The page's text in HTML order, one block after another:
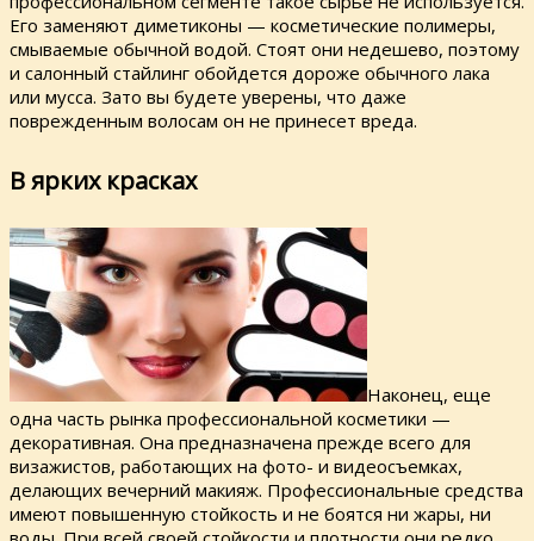
Его заменяют диметиконы — косметические полимеры,
смываемые обычной водой. Стоят они недешево, поэтому
и салонный стайлинг обойдется дороже обычного лака
или мусса. Зато вы будете уверены, что даже
поврежденным волосам он не принесет вреда.
В ярких красках
Наконец, еще
одна часть рынка профессиональной косметики —
декоративная. Она предназначена прежде всего для
визажистов, работающих на фото- и видеосъемках,
делающих вечерний макияж. Профессиональные средства
имеют повышенную стойкость и не боятся ни жары, ни